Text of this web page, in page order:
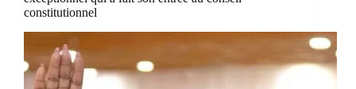
constitutionnel